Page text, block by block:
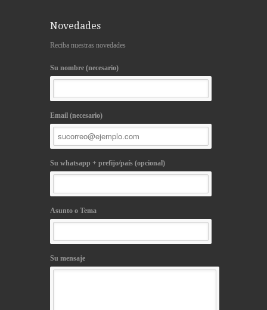
Novedades
Reciba nuestras novedades
Su nombre (necesario)
Email (necesario)
Su whatsapp + prefijo/país (opcional)
Asunto o Tema
Su mensaje